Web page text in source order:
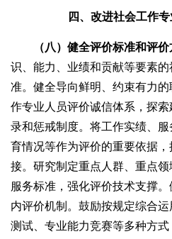
四、改进社会工作
（八）健全评价标准和评价
识、能力、业绩和贡献等要素
准。健全导向鲜明、约束有力
作专业人员评价诚信体系，探
录和惩戒制度。将工作实绩、
育情况等作为评价的重要依据
接。研究制定重点人群、重点
服务标准，强化评价技术支撑
内评价机制。鼓励按规定综合
测试、专业能力竞赛等多种方